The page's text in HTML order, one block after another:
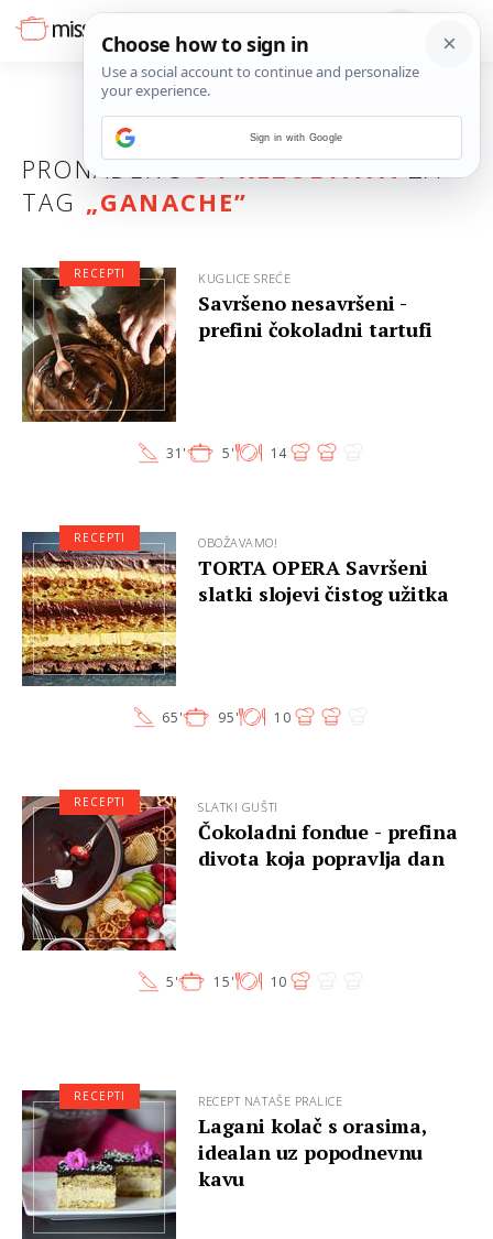
PRONAĐENO34 REZULTATAZA
TAG „GANACHE”
KUGLICE SREĆE
Savršeno nesavršeni -
prefini čokoladni tartufi
31' 5' 14
RECEPTI
OBOŽAVAMO!
TORTA OPERA Savršeni
slatki slojevi čistog užitka
65' 95' 10
RECEPTI
SLATKI GUŠTI
Čokoladni fondue - prefina
divota koja popravlja dan
5' 15' 10
RECEPTI
RECEPT NATAŠE PRALICE
Lagani kolač s orasima,
idealan uz popodnevnu
kavu
RECEPTI
Sign in with Google